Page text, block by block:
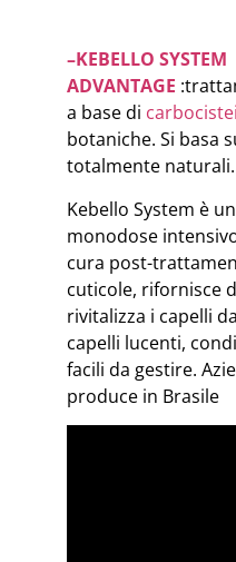
–KEBELLO SYSTEM
ADVANTAGE
a base di
botaniche. Si basa
totalmente naturali.
Kebello System è
monodose
cura post-
cuticole, rifornisce
rivitalizza i capelli
capelli lucenti,
facili da gestire.
produce in Brasile